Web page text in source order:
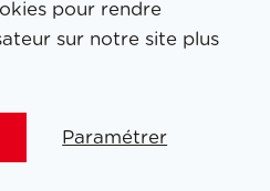
à la newsletter
pour rendre
sur notre site plus
Paramétrer